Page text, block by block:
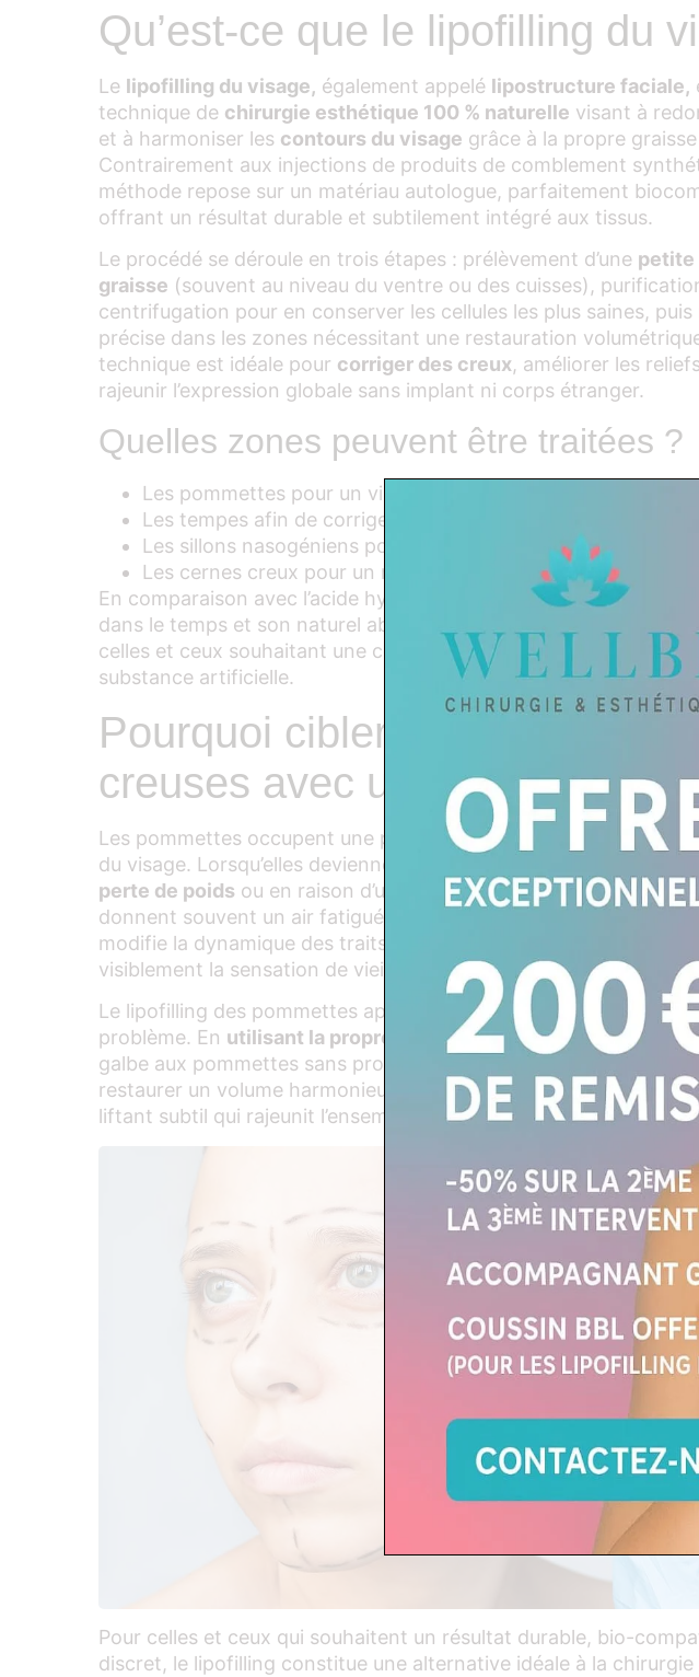
Qu’est-ce que le lipofilling du
Le lipofilling du visage, également appelé lipostructure faciale,
technique de chirurgie esthétique 100 % naturelle visant à
et à harmoniser les contours du visage grâce à la propre
Contrairement aux injections de produits de comblement
méthode repose sur un matériau autologue, parfaitement
offrant un résultat durable et subtilement intégré aux tissus.
Le procédé se déroule en trois étapes : prélèvement d’une petite
graisse (souvent au niveau du ventre ou des cuisses),
centrifugation pour en conserver les cellules les plus saines,
précise dans les zones nécessitant une restauration
technique est idéale pour corriger des creux, améliorer les
rajeunir l’expression globale sans implant ni corps étranger.
Quelles zones peuvent être traitées ?
Les pommettes pour un visage plus structuré ;
Les tempes afin de corriger l’aspect creusé ;
Les sillons nasogéniens pour lisser les ombres marquées ;
Les cernes creux pour un regard reposé.
En comparaison avec l’acide hyaluronique, le lipofilling se
dans le temps et son naturel absolu, ce qui en fait une solution
celles et ceux souhaitant une correction durable, harmonieuse
substance artificielle.
Pourquoi cibler les pommettes
creuses avec un lipofilling ?
Les pommettes occupent une place essentielle dans l’expression
du visage. Lorsqu’elles deviennent creuses, que ce soit avec l’âge,
perte de poids ou en raison d’une structure naturellement peu
donnent souvent un air fatigué, triste ou affaissé. Ce manque de
modifie la dynamique des traits et peut accentuer les ombres,
visiblement la sensation de vieillissement.
Le lipofilling des pommettes apporte une solution naturelle et
problème. En utilisant la propre graisse du patient,cette
galbe aux pommettes sans produits artificiels ni effet figé. Elle
restaurer un volume harmonieux, de lisser les zones creusées et
liftant subtil qui rajeunit l’ensemble du visage.
Pour celles et ceux qui souhaitent un résultat durable, bio-
discret, le lipofilling constitue une alternative idéale à la chirurgie